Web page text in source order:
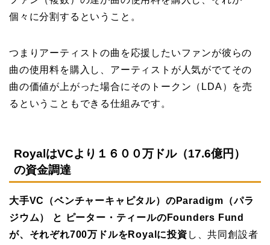
個々に分割するということ。
つまりアーティストの曲を応援したいファンが彼らの
曲の使用料を購入し、アーティストが人気がでてその
曲の価値が上がった場合にそのトークン（LDA）を売
るということもできる仕組みです。
RoyalはVCより１６００万ドル（17.6億円）
の資金調達
大手VC（ベンチャーキャピタル）のParadigm（パラ
ジウム） と ピーター・ティールのFounders Fund
が、それぞれ700万ドルをRoyalに投資 し、共同創設者